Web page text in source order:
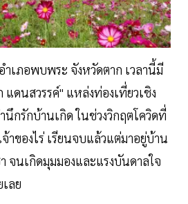
เภอพบพระ จังหวัดตาก เวลานี้มี
แดนสวรรค์" แหล่งท่องเที่ยวเชิง
กรักบ้านเกิด ในช่วงวิกฤตโควิดที่
าของไร่ เรียนจบแล้วแต่มาอยู่บ้าน
จนเกิดมุมมองและแรงบันดาลใจ
ลย